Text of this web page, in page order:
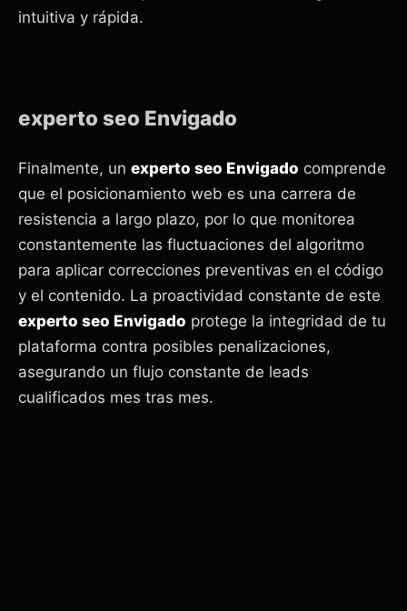
intuitiva y rápida.
experto seo Envigado
Finalmente, un experto seo Envigado comprende
que el posicionamiento web es una carrera de
resistencia a largo plazo, por lo que monitorea
constantemente las fluctuaciones del algoritmo
para aplicar correcciones preventivas en el código
y el contenido. La proactividad constante de este
experto seo Envigado protege la integridad de tu
plataforma contra posibles penalizaciones,
asegurando un flujo constante de leads
cualificados mes tras mes.